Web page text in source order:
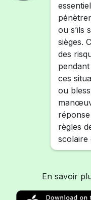
ou s’ils
sièges.
des
ces
ou
règles
scolaire
En savoir